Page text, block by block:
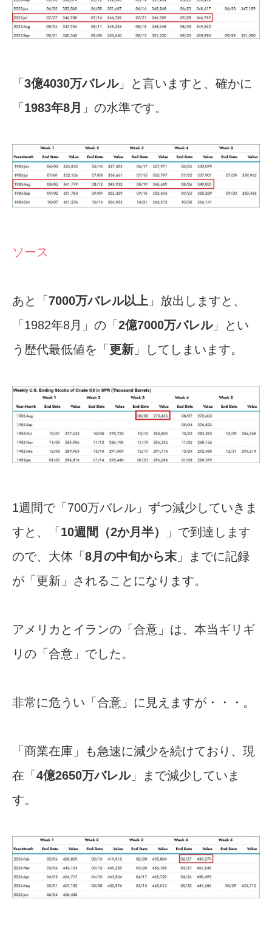
「 3億4030万バレル」と言いますと、確かに
「 1983年8月 」の水準です。
ソース
あと「 7000万バレル以上 」放出しますと、
「1982年8月」の「 2億7000万バレル」とい
う歴代最低値を「 更新 」してしまいます。
1週間で「700万バレル」ずつ減少していきま
すと、「 10週間（2か月半）
」で到達します
ので、大体「 8月の中旬から末 」までに記録
が「更新」されることになります。
アメリカとイランの「合意」は、本当ギリギ
リの「合意」でした。
非常に危うい「合意」に見えますが・・・。
「商業在庫」も急速に減少を続けており、現
在「 4億2650万バレル」まで減少していま
す。